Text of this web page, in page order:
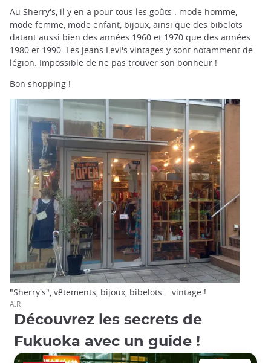
Au Sherry's, il y en a pour tous les goûts : mode homme,
mode femme, mode enfant, bijoux, ainsi que des bibelots
datant aussi bien des années 1960 et 1970 que des années
1980 et 1990. Les jeans Levi's vintages y sont notamment de
légion. Impossible de ne pas trouver son bonheur !
Bon shopping !
"Sherry's", vêtements, bijoux, bibelots... vintage !
A.R
Découvrez les secrets de
Fukuoka avec un guide !